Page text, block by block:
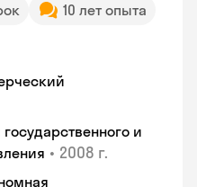
10 лет опыта
и
• 2008 г.